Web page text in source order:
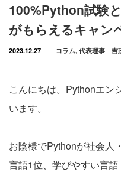
100%Python試験
がもらえるキャン
2023.12.27 コラム, 代表理事 吉
こんにちは。Pythonエン
います。
お陰様でPythonが社会人
言語1位、学びやすい言